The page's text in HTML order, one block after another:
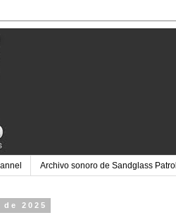
Archivo sonoro de Sandglass Patrol
2025